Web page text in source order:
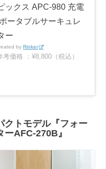
ックス APC-980 充電
ータブルサーキュレ
ー
by Rinker
考価格 ：¥8,800（税込）
クトモデル『フォー
AFC-270B』